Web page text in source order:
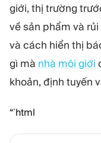
giới, thị trường
về sản phẩm và
và cách hiển thị
gì mà nhà môi giới
khoản, định tuyến
“`html
THEO DÕI CHÚNG TÔI